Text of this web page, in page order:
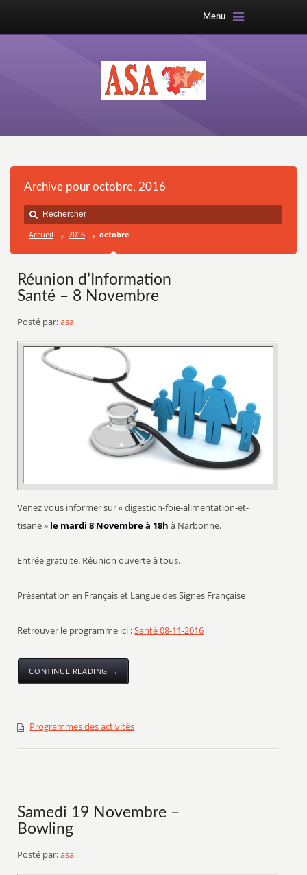
Menu
Archive pour octobre, 2016
Accueil 2016 octobre
Réunion d’Information
Santé – 8 Novembre
Posté par:asa
Venez vous informer sur « digestion-foie-alimentation-et-
tisane » le mardi 8 Novembre à 18h à Narbonne.
Entrée gratuite. Réunion ouverte à tous.
Présentation en Français et Langue des Signes Française
Retrouver le programme ici :Santé 08-11-2016
CONTINUE READING →
Programmes des activités
Samedi 19 Novembre –
Bowling
Posté par:asa